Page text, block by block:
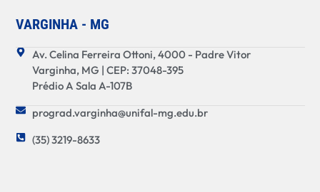
VARGINHA - MG
Av. Celina Ferreira Ottoni, 4000 - Padre Vitor
Varginha, MG | CEP: 37048-395
Prédio A Sala A-107B
prograd.varginha@unifal-mg.edu.br
(35) 3219-8633